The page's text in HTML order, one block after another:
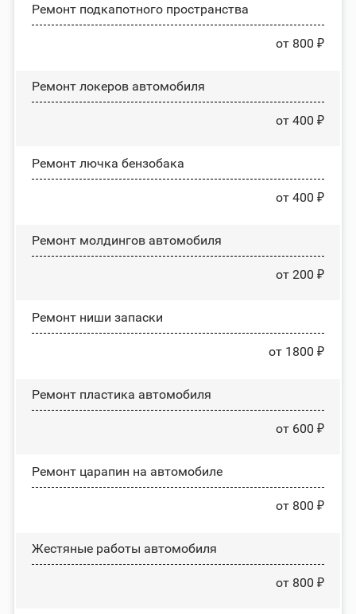
Ремонт подкапотного пространства
от 800 ₽
Ремонт лoĸepoв автомобиля
от 400 ₽
Ремонт лючка бензобака
от 400 ₽
Ремонт молдингов автомобиля
от 200 ₽
Ремонт ниши запаски
от 1800 ₽
Ремонт пластика автомобиля
от 600 ₽
Ремонт царапин на автомобиле
от 800 ₽
Жестяные работы автомобиля
от 800 ₽